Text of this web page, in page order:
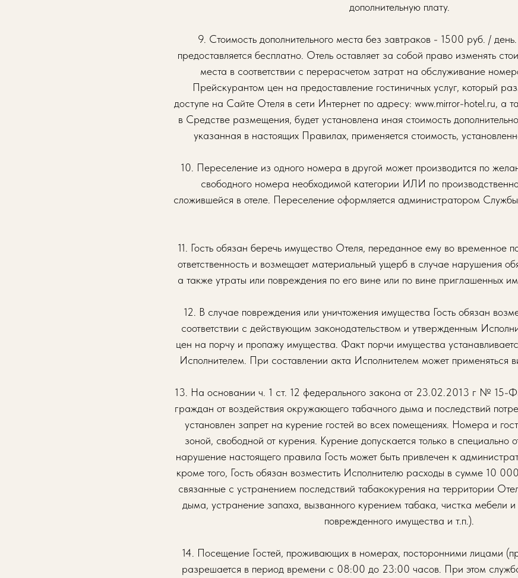
дополнительную плату.
9. Стоимость дополнительного места без завтраков - 1500 руб. /
предоставляется бесплатно. Отель оставляет за собой право изменять
места в соответствии с перерасчетом затрат на обслуживание
Прейскурантом цен на предоставление гостиничных услуг, который
доступе на Сайте Отеля в сети Интернет по адресу: www.mirror-hotel.ru, а
в Средстве размещения, будет установлена иная стоимость
указанная в настоящих Правилах, применяется стоимость,
10. Переселение из одного номера в другой может производится по
свободного номера необходимой категории ИЛИ по
сложившейся в отеле. Переселение оформляется администратором
11. Гость обязан беречь имущество Отеля, переданное ему во временное
ответственность и возмещает материальный ущерб в случае нарушения
а также утраты или повреждения по его вине или по вине приглашенных
12. В случае повреждения или уничтожения имущества Гость обязан
соответствии с действующим законодательством и утвержденным
цен на порчу и пропажу имущества. Факт порчи имущества
Исполнителем. При составлении акта Исполнителем может применяться
13. На основании ч. 1 ст. 12 федерального закона от 23.02.2013 г № 15-
граждан от воздействия окружающего табачного дыма и последствий
установлен запрет на курение гостей во всех помещениях. Номера и
зоной, свободной от курения. Курение допускается только в специально
нарушение настоящего правила Гость может быть привлечен к
кроме того, Гость обязан возместить Исполнителю расходы в сумме 10
связанные с устранением последствий табакокурения на территории
дыма, устранение запаха, вызванного курением табака, чистка мебели
поврежденного имущества и т.п.).
14. Посещение Гостей, проживающих в номерах, посторонними лицами
разрешается в период времени с 08:00 до 23:00 часов. При этом